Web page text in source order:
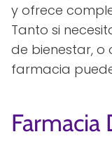
y ofrece
Tanto si
de bienestar, o
farmacia
Farmacia